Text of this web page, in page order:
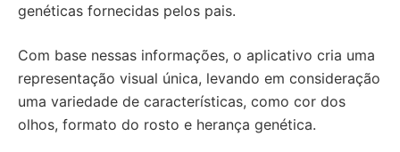
genéticas fornecidas pelos pais.
Com base nessas informações, o aplicativo cria uma
representação visual única, levando em consideração
uma variedade de características, como cor dos
olhos, formato do rosto e herança genética.